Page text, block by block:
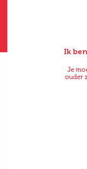
Ik
Je
ouder